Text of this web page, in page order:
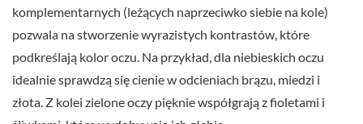
komplementarnych (leżących naprzeciwko siebie na kole)
pozwala na stworzenie wyrazistych kontrastów, które
podkreślają kolor oczu. Na przykład, dla niebieskich oczu
idealnie sprawdzą się cienie w odcieniach brązu, miedzi i
złota. Z kolei zielone oczy pięknie współgrają z fioletami i